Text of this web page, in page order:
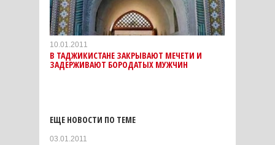
10.01.2011
В ТАДЖИКИСТАНЕ ЗАКРЫВАЮТ МЕЧЕТИ И
ЗАДЕРЖИВАЮТ БОРОДАТЫХ МУЖЧИН
ЕЩЕ НОВОСТИ ПО ТЕМЕ
03.01.2011